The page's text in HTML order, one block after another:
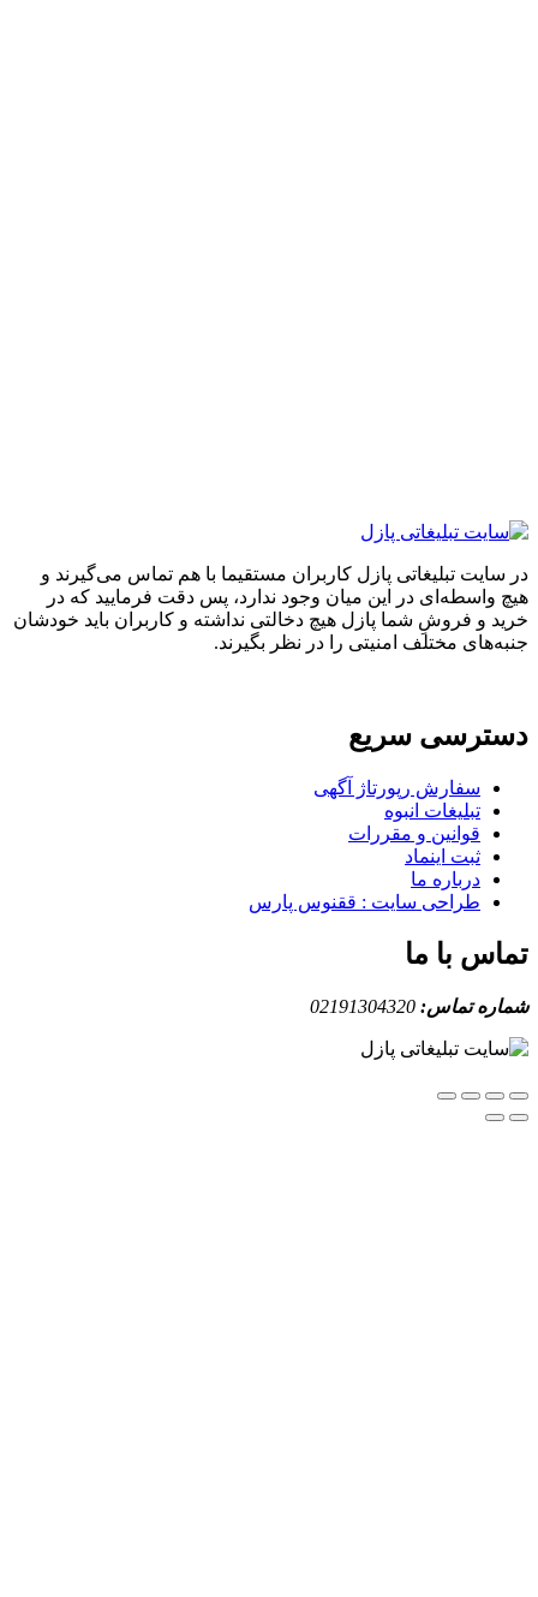
تبلیغاتی پازل کاربران مستقیما با هم تماس می‌گیرند و
در این میان وجود ندارد، پس دقت فرمایید که در
و فروشِ شما پازل هیچ دخالتی نداشته و کاربران باید خودشان
مختلف امنیتی را در نظر بگیرند.
سریع
سفارش رپورتاژ آگهی
تبلیغات انبوه
قوانین و مقررات
ثبت اینماد
درباره ما
طراحی سایت : ققنوس پارس
با ما
تماس:02191304320